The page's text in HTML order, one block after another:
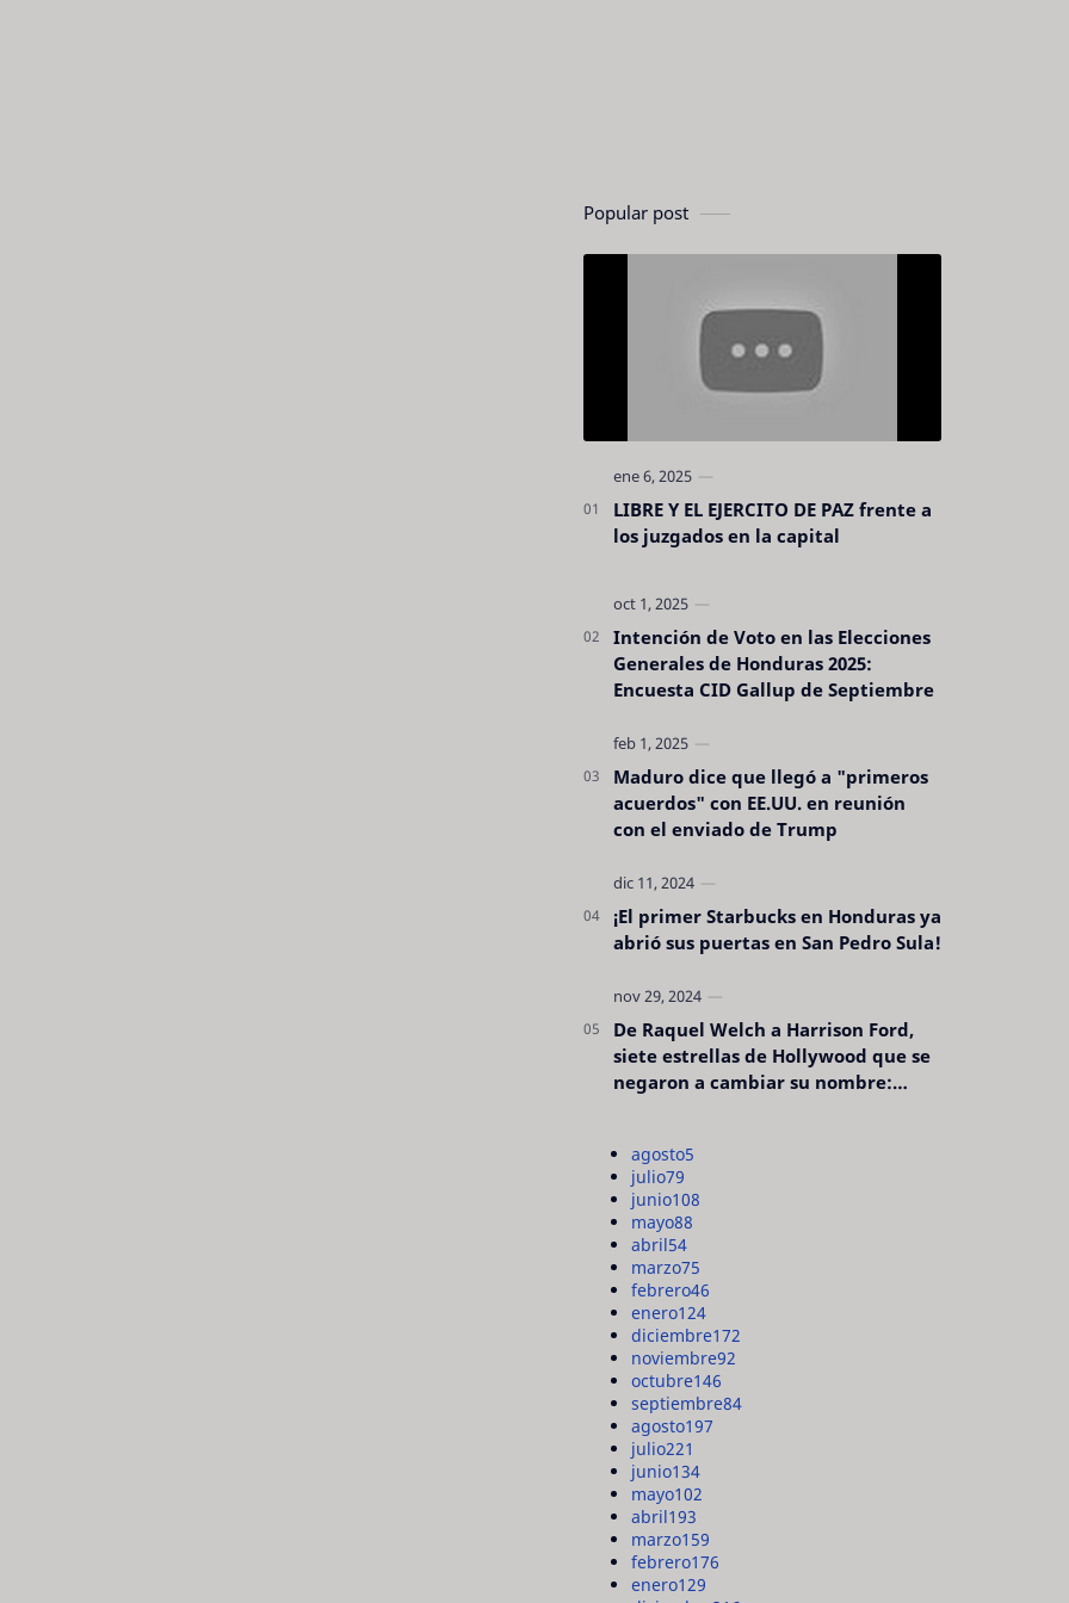
Popular post
LIBRE Y EL EJERCITO DE PAZ frente a
los juzgados en la capital
Intención de Voto en las Elecciones
Generales de Honduras 2025:
Encuesta CID Gallup de Septiembre
Maduro dice que llegó a "primeros
acuerdos" con EE.UU. en reunión
con el enviado de Trump
¡El primer Starbucks en Honduras ya
abrió sus puertas en San Pedro Sula!
De Raquel Welch a Harrison Ford,
siete estrellas de Hollywood que se
negaron a cambiar su nombre:
agosto5
julio79
junio108
mayo88
abril54
marzo75
febrero46
enero124
diciembre172
noviembre92
octubre146
septiembre84
agosto197
julio221
junio134
mayo102
abril193
marzo159
febrero176
enero129